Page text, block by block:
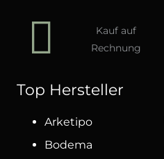
Kauf auf
Rechnung
Top Hersteller
Arketipo
Bodema